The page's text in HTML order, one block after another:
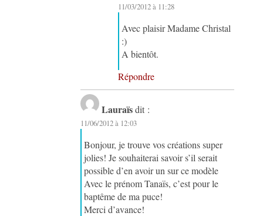
11/03/2012 à 11:28
Avec plaisir Madame Christal
:)
A bientôt.
Répondre
Lauraïs dit :
11/06/2012 à 12:03
Bonjour, je trouve vos créations super
jolies! Je souhaiterai savoir s’il serait
possible d’en avoir un sur ce modèle
Avec le prénom Tanaïs, c’est pour le
baptême de ma puce!
Merci d’avance!